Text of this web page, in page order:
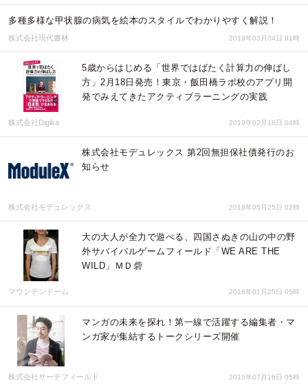
多種多様な甲状腺の病気を絵本のスタイルでわかりやすく解説！
株式会社現代書林 2019年03月04日 01時
5歳からはじめる「世界ではばたく計算力の伸ばし
方」2月18日発売！東京・飯田橋ラボ校のアプリ開
発でみえてきたアクティブラーニングの実践
株式会社Digika 2019年02月18日 04時
株式会社モデュレックス 第2回無担保社債発行のお
知らせ
株式会社モデュレックス 2018年05月25日 02時
大の大人が全力で遊べる、四国さぬきの山の中の野
外サバイバルゲームフィールド「WE ARE THE
WILD」ＭＤ砦
マウンテンドーム 2016年01月25日 05時
マンガの未来を探れ！第一線で活躍する編集者・マ
ンガ家が集結するトークシリーズ開催
株式会社サーチフィールド 2015年07月16日 05時